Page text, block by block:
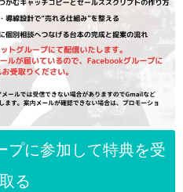
に参加して特典を受
る